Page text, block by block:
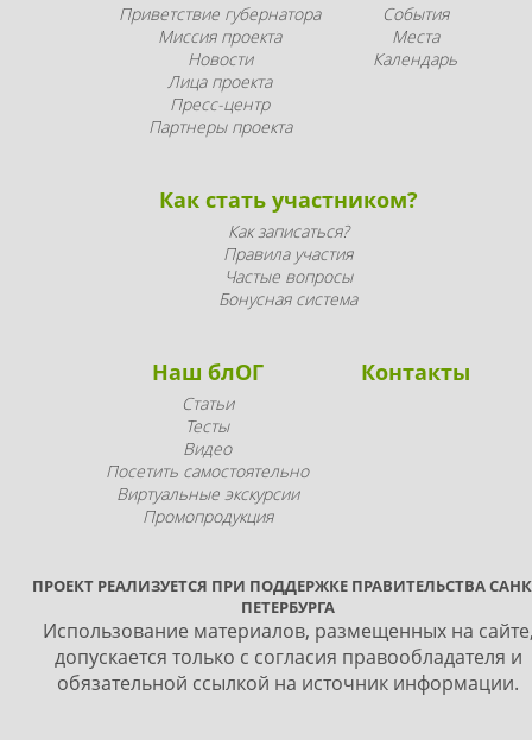
Приветствие губернатора
Миссия проекта
Новости
Лица проекта
Пресс-центр
Партнеры проекта
События
Места
Календарь
Как стать участником?
Как записаться?
Правила участия
Частые вопросы
Бонусная система
Наш блОГ
Статьи
Тесты
Видео
Посетить самостоятельно
Виртуальные экскурсии
Промопродукция
Контакты
ПРОЕКТ РЕАЛИЗУЕТСЯ ПРИ ПОДДЕРЖКЕ ПРАВИТЕЛЬСТВА
ПЕТЕРБУРГА
Использование материалов, размещенных на
допускается только с согласия правообладателя и
обязательной ссылкой на источник информации.